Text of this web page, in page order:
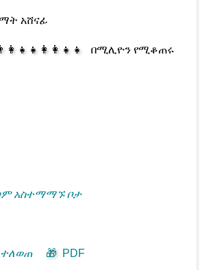
አሸናፊ
በሚሊዮን የሚቆጠሩ
አስተማማኙ ቦታ
ተለወጠ 🎁 PDF